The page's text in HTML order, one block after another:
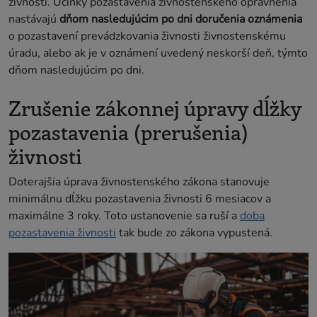
nastávajú dňom nasledujúcim po dni doručenia oznámenia
o pozastavení prevádzkovania živnosti živnostenskému
úradu, alebo ak je v oznámení uvedený neskorší deň, týmto
dňom nasledujúcim po dni.
Zrušenie zákonnej úpravy dĺžky
pozastavenia (prerušenia)
živnosti
Doterajšia úprava živnostenského zákona stanovuje
minimálnu dĺžku pozastavenia živnosti 6 mesiacov a
maximálne 3 roky. Toto ustanovenie sa ruší adoba
pozastavenia živnosti tak bude zo zákona vypustená.